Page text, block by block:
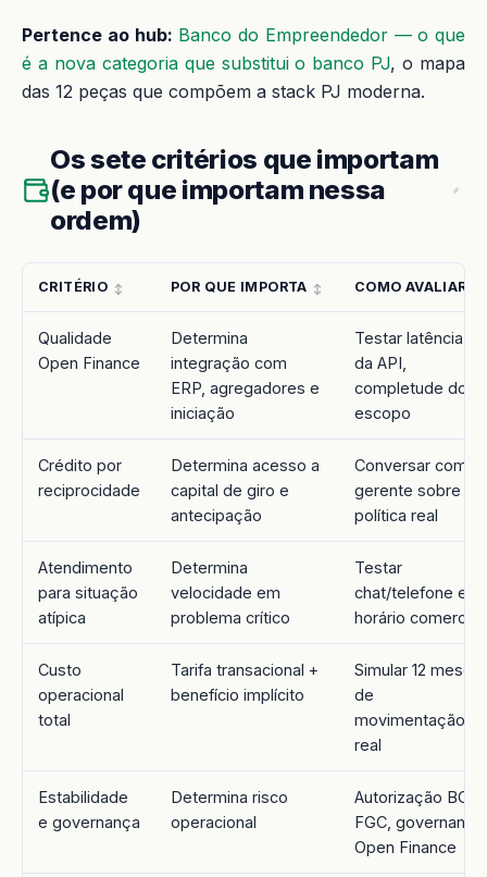
Pertence ao hub: Banco do Empreendedor — o que
é a nova categoria que substitui o banco PJ, o mapa
das 12 peças que compõem a stack PJ moderna.
Os sete critérios que importam
(e por que importam nessa
ordem)
CRITÉRIO POR QUE IMPORTA COMO AVALIAR
Qualidade
Open Finance
Determina
integração com
ERP, agregadores e
iniciação
Testar latência
da API,
completude do
escopo
Crédito por
reciprocidade
Determina acesso a
capital de giro e
antecipação
Conversar com
gerente sobre
política real
Atendimento
para situação
atípica
Determina
velocidade em
problema crítico
Testar
chat/telefone em
horário comercial
Custo
operacional
total
Tarifa transacional +
benefício implícito
Simular 12 meses
de
movimentação
real
Estabilidade
e governança
Determina risco
operacional
Autorização BCB,
FGC, governança
Open Finance